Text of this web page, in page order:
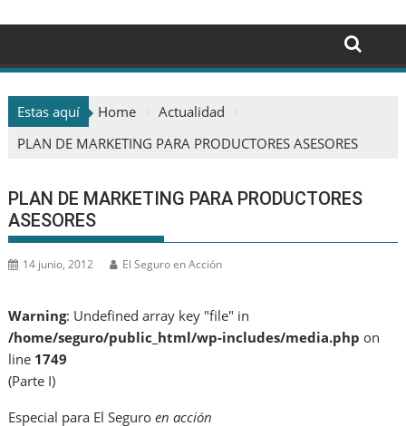
Estas aquí Home
Actualidad
PLAN DE MARKETING PARA PRODUCTORES ASESORES
PLAN DE MARKETING PARA PRODUCTORES
ASESORES
14 junio, 2012 El Seguro en Acción
Warning: Undefined array key "file" in
/home/seguro/public_html/wp-includes/media.php on
line 1749
(Parte I)
Especial para El Seguroen acción